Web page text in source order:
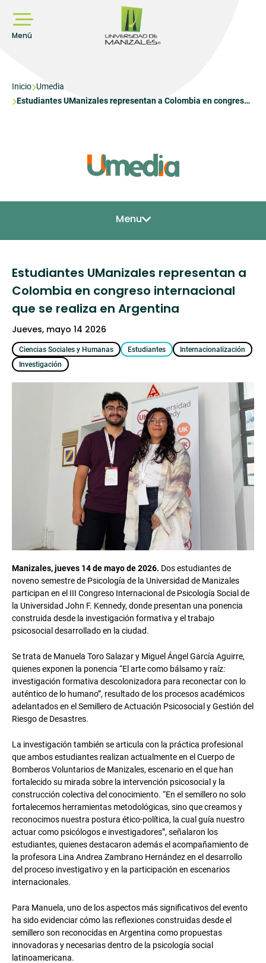
contenido
principal
Menú
Sobrescribir
enlaces
Inicio Umedia
Estudiantes UManizales representan a Colombia en congreso
Menu
Estudiantes UManizales representan a
Colombia en congreso internacional
que se realiza en Argentina
jueves, mayo 14 2026
Ciencias Sociales y Humanas Estudiantes
Internacionalización
Investigación
Manizales, jueves 14 de mayo de 2026. Dos estudiantes de
noveno semestre de Psicología de la Universidad de Manizales
participan en el III Congreso Internacional de Psicología Social de
la Universidad John F. Kennedy, donde presentan una ponencia
construida desde la investigación formativa y el trabajo
psicosocial desarrollado en la ciudad.
Se trata de Manuela Toro Salazar y Miguel Ángel García Aguirre,
quienes exponen la ponencia “El arte como bálsamo y raíz:
investigación formativa descolonizadora para reconectar con lo
auténtico de lo humano”, resultado de los procesos académicos
adelantados en el Semillero de Actuación Psicosocial y Gestión del
Riesgo de Desastres.
La investigación también se articula con la práctica profesional
que ambos estudiantes realizan actualmente en el Cuerpo de
Bomberos Voluntarios de Manizales, escenario en el que han
fortalecido su mirada sobre la intervención psicosocial y la
construcción colectiva del conocimiento. “En el semillero no solo
fortalecemos herramientas metodológicas, sino que creamos y
reconocimos nuestra postura ético-política, la cual guía nuestro
actuar como psicólogos e investigadores”, señalaron los
estudiantes, quienes destacaron además el acompañamiento de
la profesora Lina Andrea Zambrano Hernández en el desarrollo
del proceso investigativo y en la participación en escenarios
internacionales.
Para Manuela, uno de los aspectos más significativos del evento
ha sido evidenciar cómo las reflexiones construidas desde el
semillero son reconocidas en Argentina como propuestas
innovadoras y necesarias dentro de la psicología social
latinoamericana.